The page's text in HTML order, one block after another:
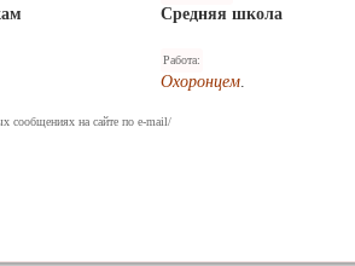
Средняя школа
Работа:
Охоронцем.
сообщениях на сайте по e-mail/